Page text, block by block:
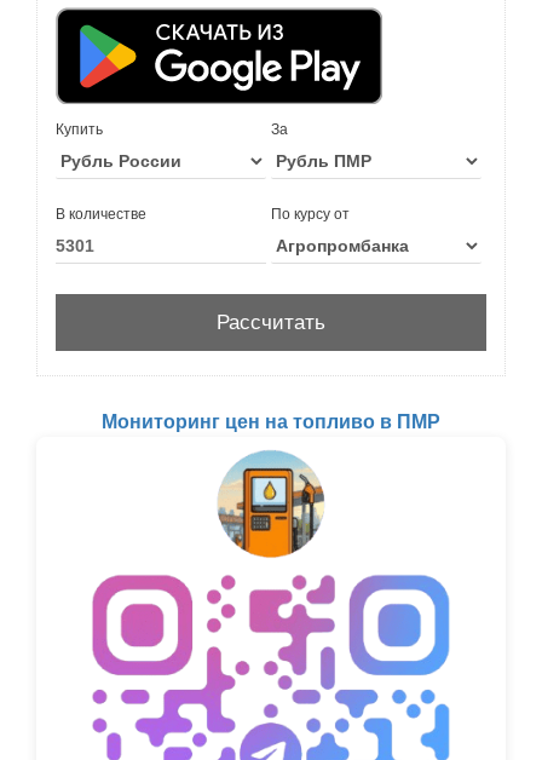
Купить За
В количестве По курсу от
Мониторинг цен на топливо в ПМР